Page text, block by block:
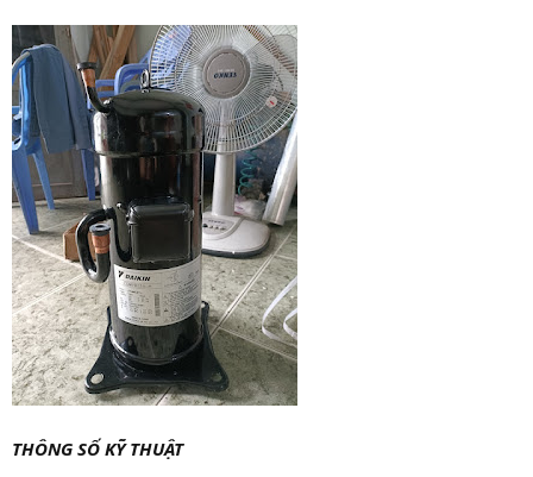
THÔNG SỐ KỸ THUẬT